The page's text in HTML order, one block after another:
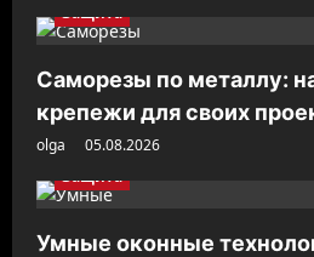
Защита
Саморезы по металлу:
крепежи для своих
olga
05.08.2026
Защита
Умные оконные